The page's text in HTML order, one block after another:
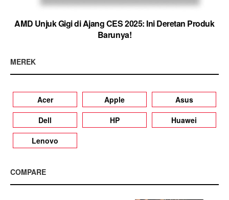
AMD Unjuk Gigi di Ajang CES 2025: Ini Deretan Produk
Barunya!
MEREK
Acer Apple
Asus
Dell
HP
Huawei
Lenovo
COMPARE